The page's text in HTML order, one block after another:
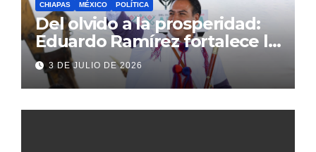
CHIAPAS MÉXICO POLÍTICA
Del olvido a la prosperidad:
Eduardo Ramírez fortalece la
transformación de Aldama
con inversión histórica
3 DE JULIO DE 2026